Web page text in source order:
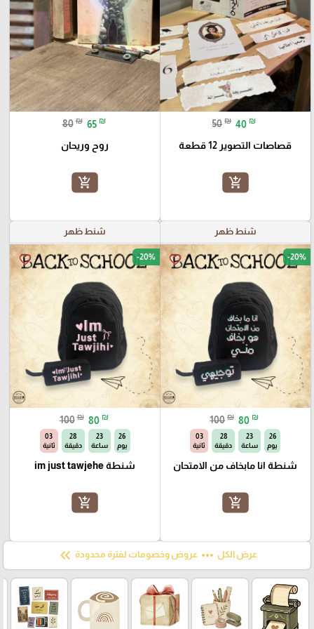
50 ₪ 40 ₪
قصاصات التصوير 12 قطعة
add_shopping_cart
80 ₪ 65 ₪
روح وريحان
add_shopping_cart
شنط ظهر
favorite_border -20%
100 ₪ 80 ₪
26
يوم
23
ساعة
28
دقيقة
01
ثانية
شنطة انا مابخاف من الامتحان
add_shopping_cart
شنط ظهر
favorite_border -20%
100 ₪ 80 ₪
26
يوم
23
ساعة
28
دقيقة
01
ثانية
شنطة im just tawjehe
add_shopping_cart
عرض الكل more_horiz عروض وخصومات لفترة محدودة keyboard_double_arrow_left